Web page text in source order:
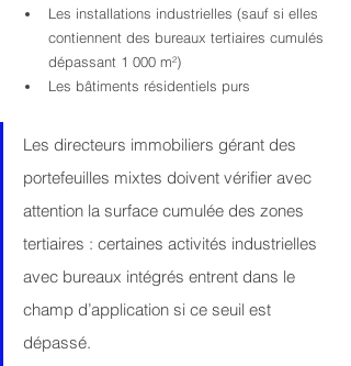
Les installations industrielles (sauf si elles
contiennent des bureaux tertiaires cumulés
dépassant 1 000 m²)
Les bâtiments résidentiels purs
Les directeurs immobiliers gérant des
portefeuilles mixtes doivent vérifier avec
attention la surface cumulée des zones
tertiaires : certaines activités industrielles
avec bureaux intégrés entrent dans le
champ d’application si ce seuil est
dépassé.